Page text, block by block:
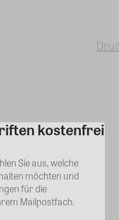
kostenfrei
Sie aus, welche
möchten und
für die
Mailpostfach.